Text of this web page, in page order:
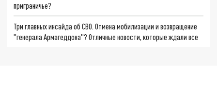
приграничье?
Три главных инсайда об СВО. Отмена мобилизации и возвращение
"генерала Армагеддона"? Отличные новости, которые ждали все